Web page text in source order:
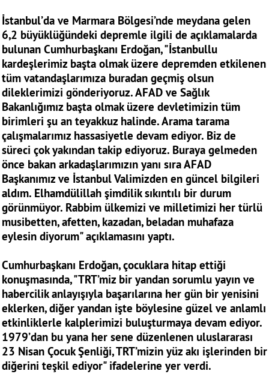
İstanbul’da ve Marmara Bölgesi’nde meydana gelen
6,2 büyüklüğündeki depremle ilgili de açıklamalarda
bulunan Cumhurbaşkanı Erdoğan, "İstanbullu
kardeşlerimiz başta olmak üzere depremden etkilenen
tüm vatandaşlarımıza buradan geçmiş olsun
dileklerimizi gönderiyoruz. AFAD ve Sağlık
Bakanlığımız başta olmak üzere devletimizin tüm
birimleri şu an teyakkuz halinde. Arama tarama
çalışmalarımız hassasiyetle devam ediyor. Biz de
süreci çok yakından takip ediyoruz. Buraya gelmeden
önce bakan arkadaşlarımızın yanı sıra AFAD
Başkanımız ve İstanbul Valimizden en güncel bilgileri
aldım. Elhamdülillah şimdilik sıkıntılı bir durum
görünmüyor. Rabbim ülkemizi ve milletimizi her türlü
musibetten, afetten, kazadan, beladan muhafaza
eylesin diyorum" açıklamasını yaptı.
Cumhurbaşkanı Erdoğan, çocuklara hitap ettiği
konuşmasında, "TRT’miz bir yandan sorumlu yayın ve
habercilik anlayışıyla başarılarına her gün bir yenisini
eklerken, diğer yandan işte böylesine güzel ve anlamlı
etkinliklerle kalplerimizi buluşturmaya devam ediyor.
1979’dan bu yana her sene düzenlenen uluslararası
23 Nisan Çocuk Şenliği, TRT’mizin yüz akı işlerinden bir
diğerini teşkil ediyor" ifadelerine yer verdi.